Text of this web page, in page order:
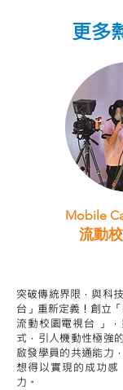
更多
Mobile
流動
突破傳統界限，與科
台」重新定義！創立
流動校園電視台 」
式，引人機動性極強
啟發學員的共通能力
想得以實現的成功
力。